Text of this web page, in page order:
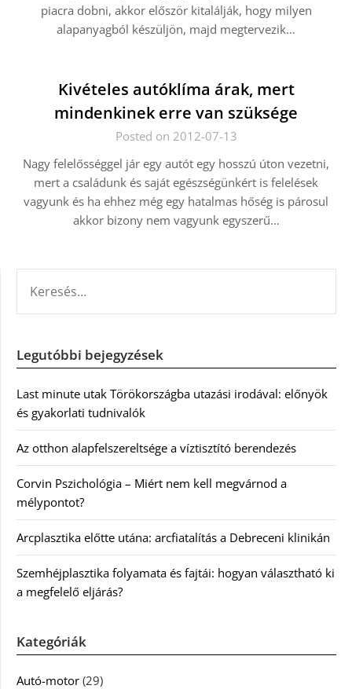
piacra dobni, akkor először kitalálják, hogy milyen
alapanyagból készüljön, majd megtervezik…
Kivételes autóklíma árak, mert
mindenkinek erre van szüksége
Posted on 2012-07-13
Nagy felelősséggel jár egy autót egy hosszú úton vezetni,
mert a családunk és saját egészségünkért is felelések
vagyunk és ha ehhez még egy hatalmas hőség is párosul
akkor bizony nem vagyunk egyszerű…
Legutóbbi bejegyzések
Last minute utak Törökországba utazási irodával: előnyök
és gyakorlati tudnivalók
Az otthon alapfelszereltsége a víztisztító berendezés
Corvin Pszichológia – Miért nem kell megvárnod a
mélypontot?
Arcplasztika előtte utána: arcfiatalítás a Debreceni klinikán
Szemhéjplasztika folyamata és fajtái: hogyan választható ki
a megfelelő eljárás?
Kategóriák
Autó-motor (29)